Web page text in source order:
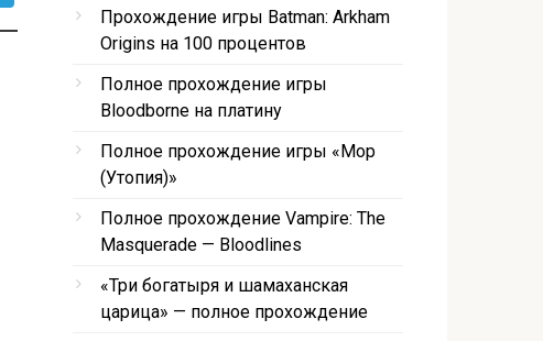
Прохождение игры Batman: Arkham
Origins на 100 процентов
Полное прохождение игры
Bloodborne на платину
Полное прохождение игры «Мор
(Утопия)»
Полное прохождение Vampire: The
Masquerade — Bloodlines
«Три богатыря и шамаханская
царица» — полное прохождение